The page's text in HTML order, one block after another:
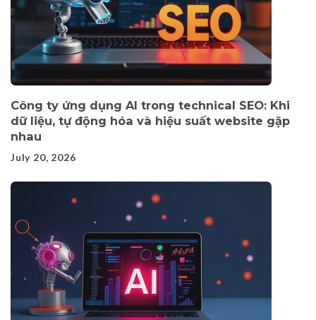
Công ty ứng dụng AI trong technical SEO: Khi
dữ liệu, tự động hóa và hiệu suất website gặp
nhau
July 20, 2026